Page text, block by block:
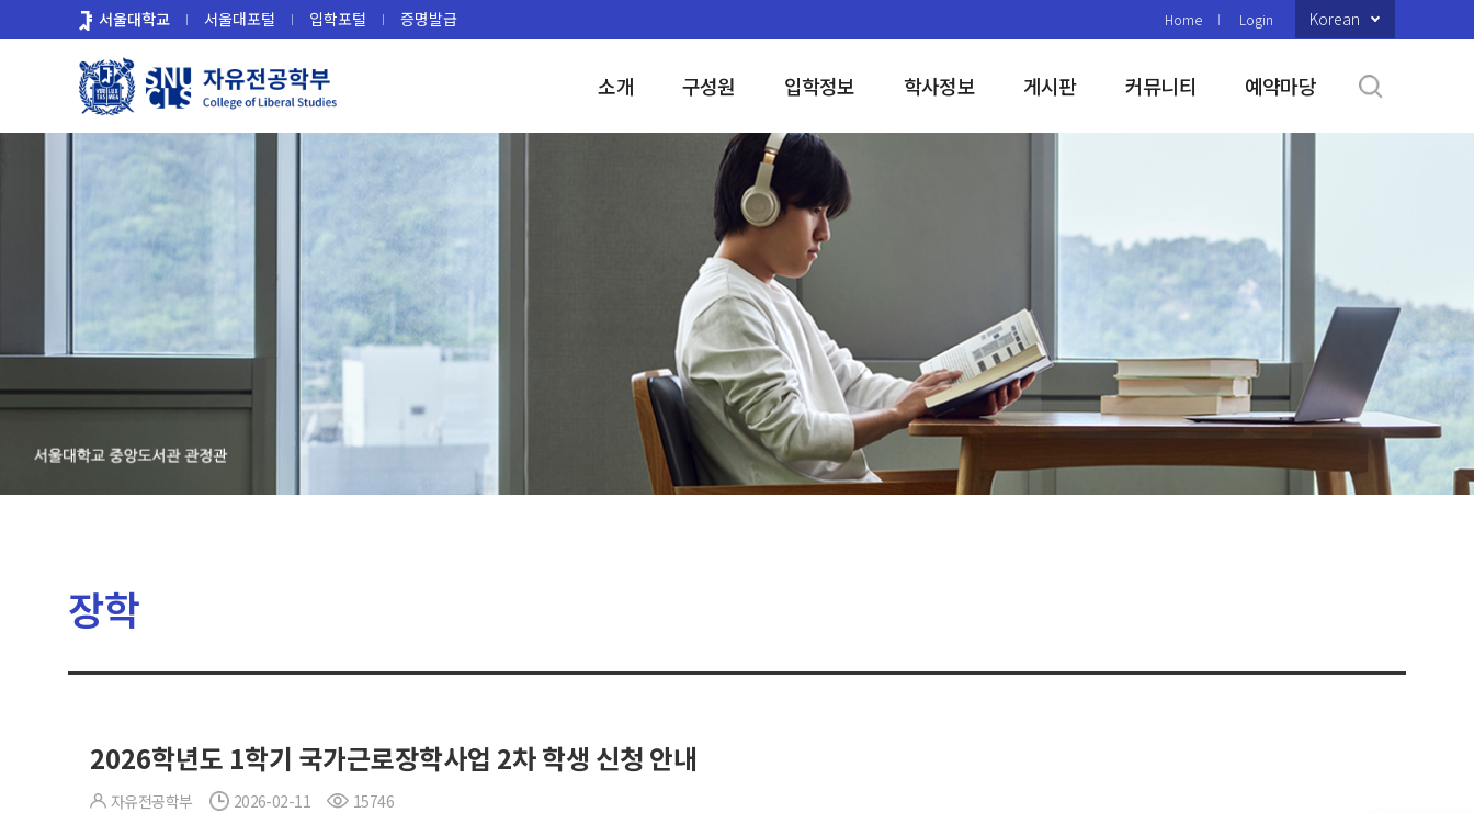
로
서울대학교 서울대포털 입학포털 증명발급 Home Login Korean
소개 구성원 입학정보 학사정보 게시판 커뮤니티 예약마당
장학
2026학년도 1학기 국가근로장학사업 2차 학생 신청 안내
자유전공학부 2026-02-11 15746